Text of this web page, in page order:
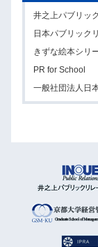
井之上パブリッ
日本パブリック
きずな絵本シリ
PR for School
一般社団法人日